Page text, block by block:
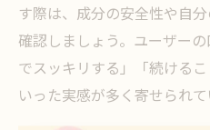
す際は、成分の安全性や自
確認しましょう。ユーザー
でスッキリする」「続ける
いった実感が多く寄せられて